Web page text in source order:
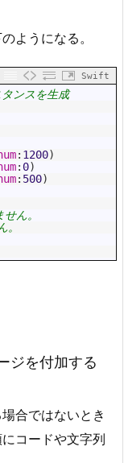
ようになる。
Swift
ンスを生成
: 1200)
: 0)
: 500)
ん。
ジを付加する
合ではないとき
コードや文字列